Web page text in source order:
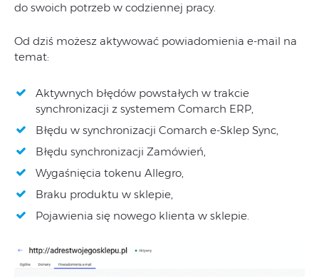
do swoich potrzeb w codziennej pracy.
Od dziś możesz aktywować powiadomienia e-mail na
temat:
Aktywnych błędów powstałych w trakcie
synchronizacji z systemem Comarch ERP,
Błędu w synchronizacji Comarch e-Sklep Sync,
Błędu synchronizacji Zamówień,
Wygaśnięcia tokenu Allegro,
Braku produktu w sklepie,
Pojawienia się nowego klienta w sklepie.